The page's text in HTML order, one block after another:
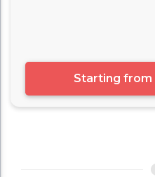
Starting from